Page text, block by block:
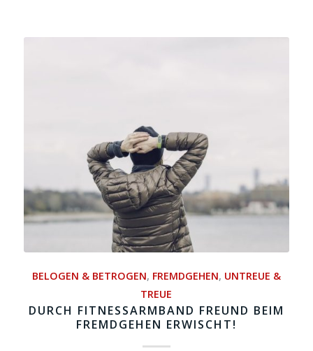
BELOGEN & BETROGEN, FREMDGEHEN, UNTREUE &
TREUE
DURCH FITNESSARMBAND FREUND BEIM
FREMDGEHEN ERWISCHT!